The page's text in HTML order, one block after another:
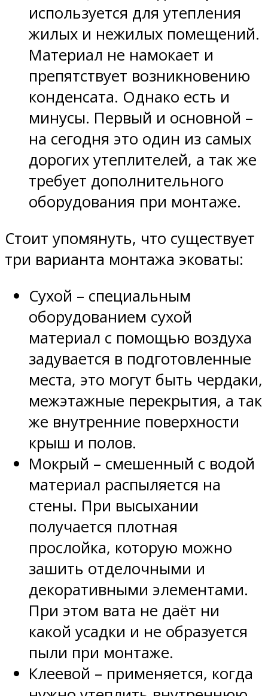
используется для утепления
жилых и нежилых помещений.
Материал не намокает и
препятствует возникновению
конденсата. Однако есть и
минусы. Первый и основной –
на сегодня это один из самых
дорогих утеплителей, а так же
требует дополнительного
оборудования при монтаже.
Стоит упомянуть, что существует
три варианта монтажа эковаты:
Сухой – специальным
оборудованием сухой
материал с помощью воздуха
задувается в подготовленные
места, это могут быть чердаки,
межэтажные перекрытия, а так
же внутренние поверхности
крыш и полов.
Мокрый – смешенный с водой
материал распыляется на
стены. При высыхании
получается плотная
прослойка, которую можно
зашить отделочными и
декоративными элементами.
При этом вата не даёт ни
какой усадки и не образуется
пыли при монтаже.
Клеевой – применяется, когда